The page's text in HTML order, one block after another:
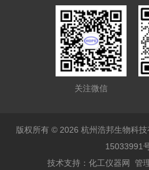
关注微信
版权所有 © 2026 杭州浩邦生物科
15033991
技术支持： 化工仪器网 管